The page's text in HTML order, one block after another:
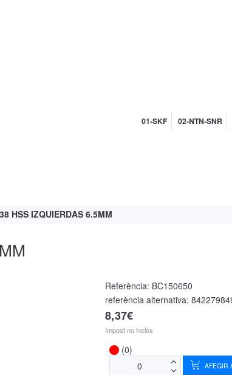
01-SKF 02-NTN-SNR
HSS IZQUIERDAS 6.5MM
Referència: BC150650
referència alternativa:
8,37€
Impost no inclòs
(0)
AFEGIR